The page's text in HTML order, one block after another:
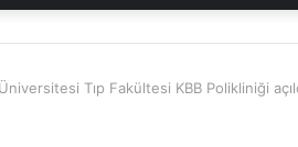
Tıp Fakültesi KBB Polikliniği